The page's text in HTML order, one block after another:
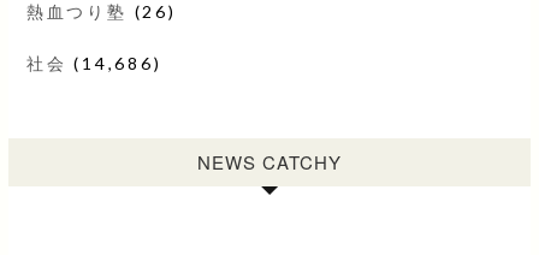
熱血つり塾 (26)
社会 (14,686)
NEWS CATCHY